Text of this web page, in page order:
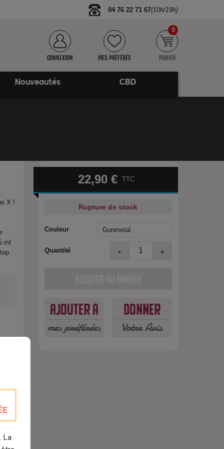
La
04 76 22 71 67(10h/19h)
CONNEXION MES PRÉFÉRÉS PANIER
0
Nouveautés CBD
X !
ml
22,90 € TTC
Rupture de stock
Couleur
Quantité - +
Ajouter à
mes préférées
Donner
Votre Avis